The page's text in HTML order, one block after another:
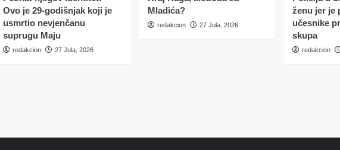
Ovo je 29-godišnjak koji je
usmrtio nevjenčanu
suprugu Maju
redakcion 27 Jula, 2026
Mladića?
redakcion 27 Jula, 2026
ženu jer je
učesnike
skupa
redakcion